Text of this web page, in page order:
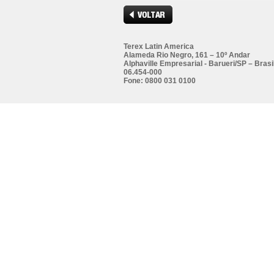
Terex Latin America
Alameda Rio Negro, 161 – 10º Andar
Alphaville Empresarial - Barueri/SP –
06.454-000
Fone: 0800 031 0100